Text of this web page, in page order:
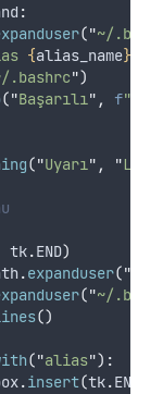
:
("~/
{alias_name}
.bashrc")
("Başarılı" , f"'
("Uyarı" , "
tk.END)
.expanduser("
("~/
()
("alias"):
.insert(tk.END